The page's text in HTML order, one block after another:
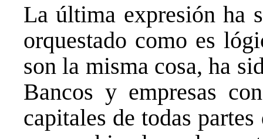
La última expresión ha
orquestado como es
son la misma cosa, ha
Bancos y empresas
capitales de todas